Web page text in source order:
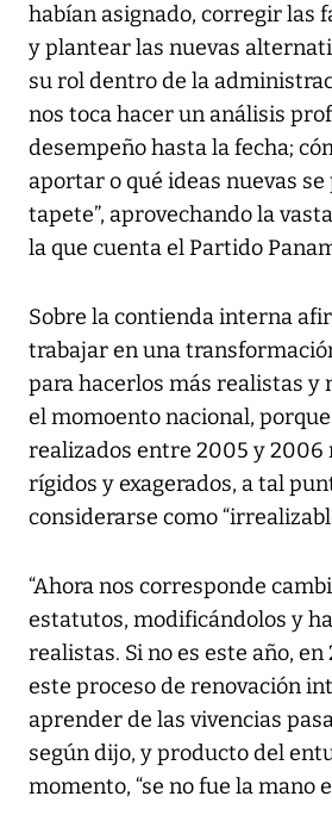
habían asignado, corregir las
y plantear las nuevas
su rol dentro de la
nos toca hacer un análisis
desempeño hasta la fecha;
aportar o qué ideas nuevas
tapete”, aprovechando la
la que cuenta el Partido
Sobre la contienda interna
trabajar en una
para hacerlos más realistas y
el momoento nacional,
realizados entre 2005 y
rígidos y exagerados, a tal
considerarse como
“Ahora nos corresponde
estatutos, modificándolos y
realistas. Si no es este año, en
este proceso de renovación
aprender de las vivencias
según dijo, y producto del
momento, “se no fue la mano